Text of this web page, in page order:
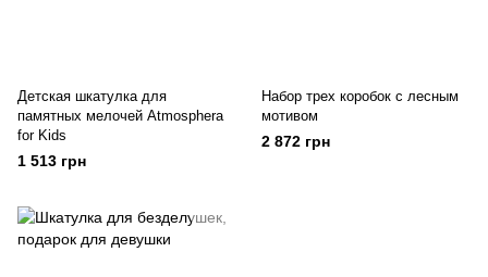
Детская шкатулка для
памятных мелочей Atmosphera
for Kids
1 513 грн
Набор трех коробок с лесным
мотивом
2 872 грн